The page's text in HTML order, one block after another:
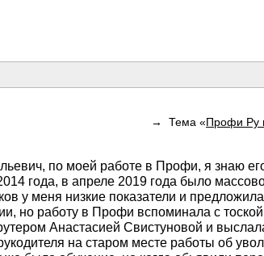
→ Тема «Профи Ру
по моей работе в Профи, я знаю его
года, в апреле 2019 года было
у меня низкие показатели и
но работу в Профи вспоминала с
Анастасией Свистуновой и
на старом месте работы об